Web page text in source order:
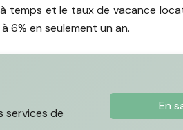
et le taux de vacance
6% en seulement un an.
services de
En